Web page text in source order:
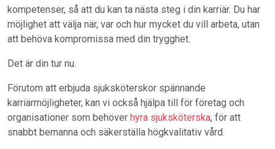
kompetenser, så att du kan ta nästa steg i din karriär. Du har
möjlighet att välja när, var och hur mycket du vill arbeta, utan
att behöva kompromissa med din trygghet.
Det är din tur nu.
Förutom att erbjuda sjuksköterskor spännande
karriärmöjligheter, kan vi också hjälpa till för företag och
organisationer som behöver hyra sjuksköterska, för att
snabbt bemanna och säkerställa högkvalitativ vård.